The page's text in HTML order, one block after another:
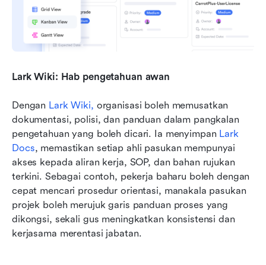
Lark Wiki: Hab pengetahuan awan
Dengan Lark Wiki, organisasi boleh memusatkan
dokumentasi, polisi, dan panduan dalam pangkalan
pengetahuan yang boleh dicari. Ia menyimpan Lark
Docs, memastikan setiap ahli pasukan mempunyai
akses kepada aliran kerja, SOP, dan bahan rujukan
terkini. Sebagai contoh, pekerja baharu boleh dengan
cepat mencari prosedur orientasi, manakala pasukan
projek boleh merujuk garis panduan proses yang
dikongsi, sekali gus meningkatkan konsistensi dan
kerjasama merentasi jabatan.